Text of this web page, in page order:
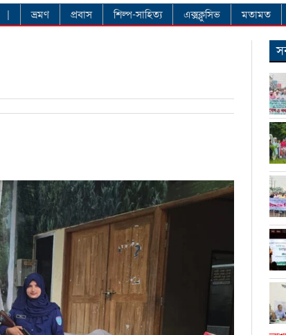
ভ্রমণ প্রবাস শিল্প-সাহিত্য এক্সক্লুসিভ মতামত